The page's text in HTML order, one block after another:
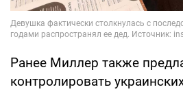
Ранее Миллер также
контролировать